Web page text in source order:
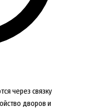
через связку
дворов и